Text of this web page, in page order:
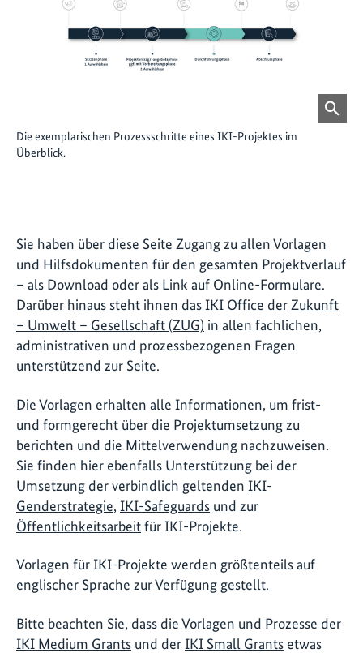
Die exemplarischen Prozessschritte eines IKI-Projektes im
Überblick.
Sie haben über diese Seite Zugang zu allen Vorlagen
und Hilfsdokumenten für den gesamten Projektverlauf
– als Download oder als Link auf Online-Formulare.
Darüber hinaus steht ihnen das IKI Office der Zukunft
– Umwelt – Gesellschaft (ZUG) in allen fachlichen,
administrativen und prozessbezogenen Fragen
unterstützend zur Seite.
Die Vorlagen erhalten alle Informationen, um frist-
und formgerecht über die Projektumsetzung zu
berichten und die Mittelverwendung nachzuweisen.
Sie finden hier ebenfalls Unterstützung bei der
Umsetzung der verbindlich geltenden IKI-
Genderstrategie, IKI-Safeguards und zur
Öffentlichkeitsarbeitfür IKI-Projekte.
Vorlagen für IKI-Projekte werden größtenteils auf
englischer Sprache zur Verfügung gestellt.
Bitte beachten Sie, dass die Vorlagen und Prozesse der
IKI Medium Grants und der IKI Small Grants etwas